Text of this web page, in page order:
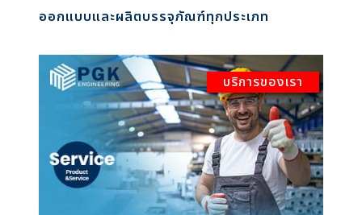
ออกแบบและผลิตบรรจุภัณฑ์ทุกประเภท
บริการของเรา